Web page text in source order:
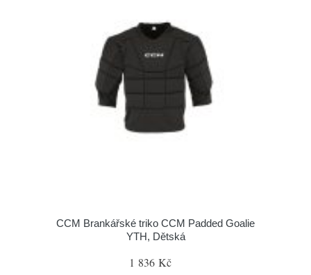
CCM Brankářské triko CCM Padded Goalie
YTH, Dětská
1 836 Kč